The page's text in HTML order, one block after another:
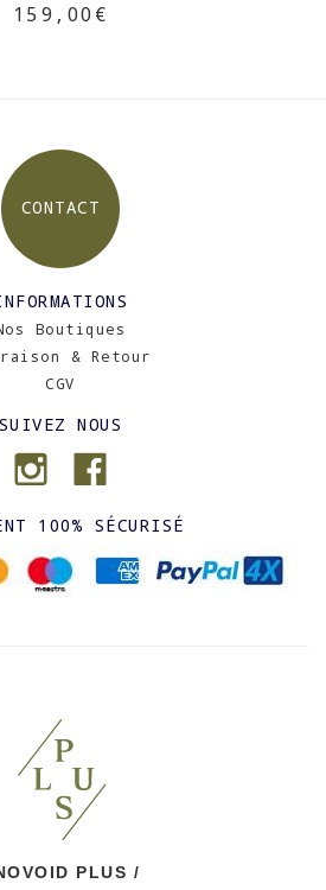
159,00€
CONTACT
Boutiques
& Retour
CGV
SUIVEZ NOUS
100% SÉCURISÉ
PLUS /